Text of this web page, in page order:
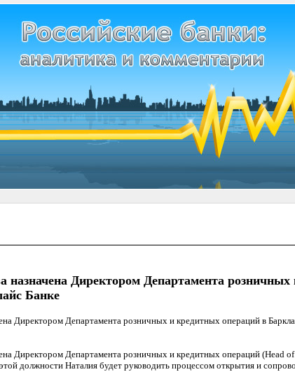
назначена Директором Департамента
Банке
Директором Департамента розничных и кредитных операций в
Директором Департамента розничных и кредитных операций (Head
должности Наталия будет руководить процессом открытия и